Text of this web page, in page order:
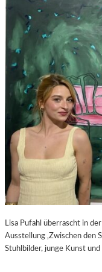
Lisa Pufahl überrascht in
Ausstellung ‚Zwischen den
Stuhlbilder, junge Kunst